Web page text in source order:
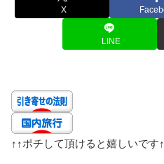
X
LINE
↑↑ポチして頂けると嬉しいです